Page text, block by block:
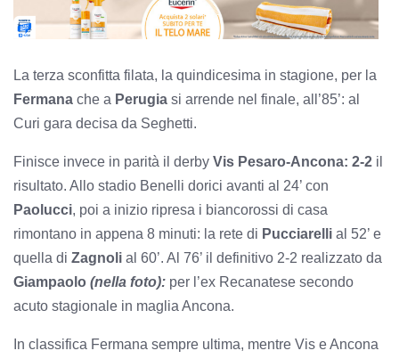
La terza sconfitta filata, la quindicesima in stagione, per la
Fermana che a Perugia si arrende nel finale, all’85’: al
Curi gara decisa da Seghetti.
Finisce invece in parità il derby Vis Pesaro-Ancona: 2-2 il
risultato. Allo stadio Benelli dorici avanti al 24’ con
Paolucci, poi a inizio ripresa i biancorossi di casa
rimontano in appena 8 minuti: la rete di Pucciarelli al 52’ e
quella di Zagnoli al 60’. Al 76’ il definitivo 2-2 realizzato da
Giampaolo (nella foto): per l’ex Recanatese secondo
acuto stagionale in maglia Ancona.
In classifica Fermana sempre ultima, mentre Vis e Ancona